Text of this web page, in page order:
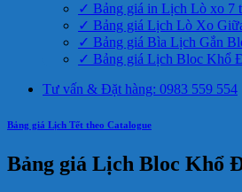
✓ Bảng giá in Lịch Lò xo 7
✓ Bảng giá Lịch Lò Xo
✓ Bảng giá Bìa Lịch Gắn
✓ Bảng giá Lịch Bloc Khổ
Tư vấn & Đặt hàng: 0983 559 554
Bảng giá Lịch Tết theo Catalogue
Bảng giá Lịch Bloc Khổ